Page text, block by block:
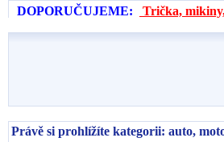
DOPORUČUJEME:
Trička,
Právě si prohlížíte kategorii: auto,